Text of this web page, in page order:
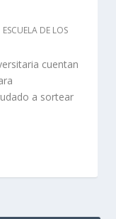
ESCUELA DE LOS
cuentan
a sortear